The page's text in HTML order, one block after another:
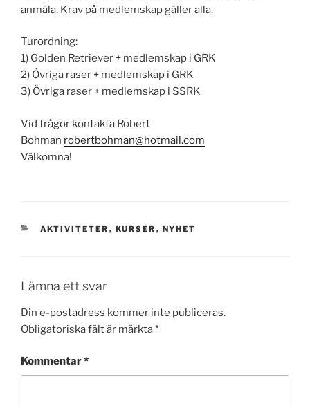
anmäla. Krav på medlemskap gäller alla.
Turordning:
1) Golden Retriever + medlemskap i GRK
2) Övriga raser + medlemskap i GRK
3) Övriga raser + medlemskap i SSRK
Vid frågor kontakta Robert
Bohman robertbohman@hotmail.com
Välkomna!
KATEGORIER
AKTIVITETER , KURSER , NYHET
Lämna ett svar
Din e-postadress kommer inte publiceras.
Obligatoriska fält är märkta*
Kommentar*